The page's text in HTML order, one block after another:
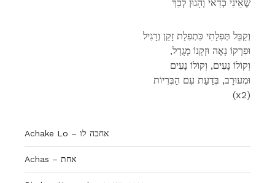
שֶׁאֵינִי כְדַאי וְהָגוּן לְכַךְ
וְקַבֵּל תְּפִלָתִי כִּתְפִלַת זָקֵן וְרָגִיל
,וּפִרְקוֹ נָאֶה וּזְקָנוֹ מְגֻדָל
וְקוֹלוֹ נָעִים, וְקוֹלוֹ נָעִים
וּמְעוּרָב, בְּדַעַת עִם הַבְּרִיוֹת
(x2)
Achake Lo – אחכה לו
Achas – אחת